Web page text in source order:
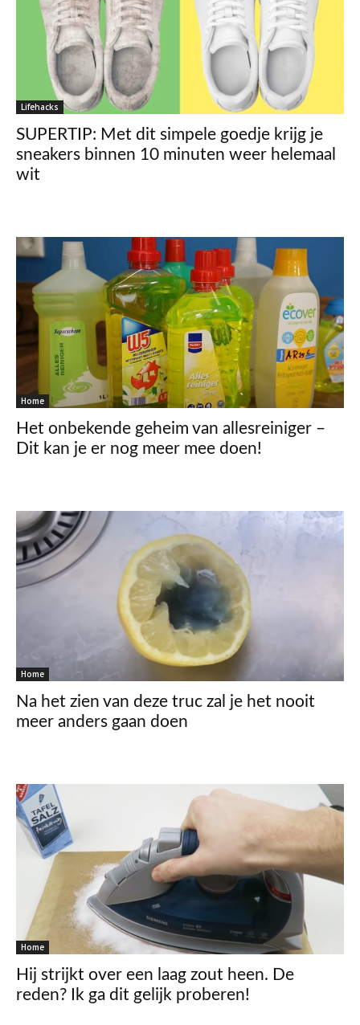
Lifehacks
SUPERTIP: Met dit simpele goedje krijg je
sneakers binnen 10 minuten weer helemaal
wit
Home
Het onbekende geheim van allesreiniger –
Dit kan je er nog meer mee doen!
Home
Na het zien van deze truc zal je het nooit
meer anders gaan doen
Home
Hij strijkt over een laag zout heen. De
reden? Ik ga dit gelijk proberen!